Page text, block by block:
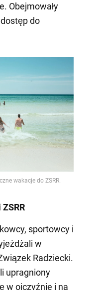
Obejmowały
do
sportowcy i
w
Radziecki.
upragniony
w ojczyźnie i na